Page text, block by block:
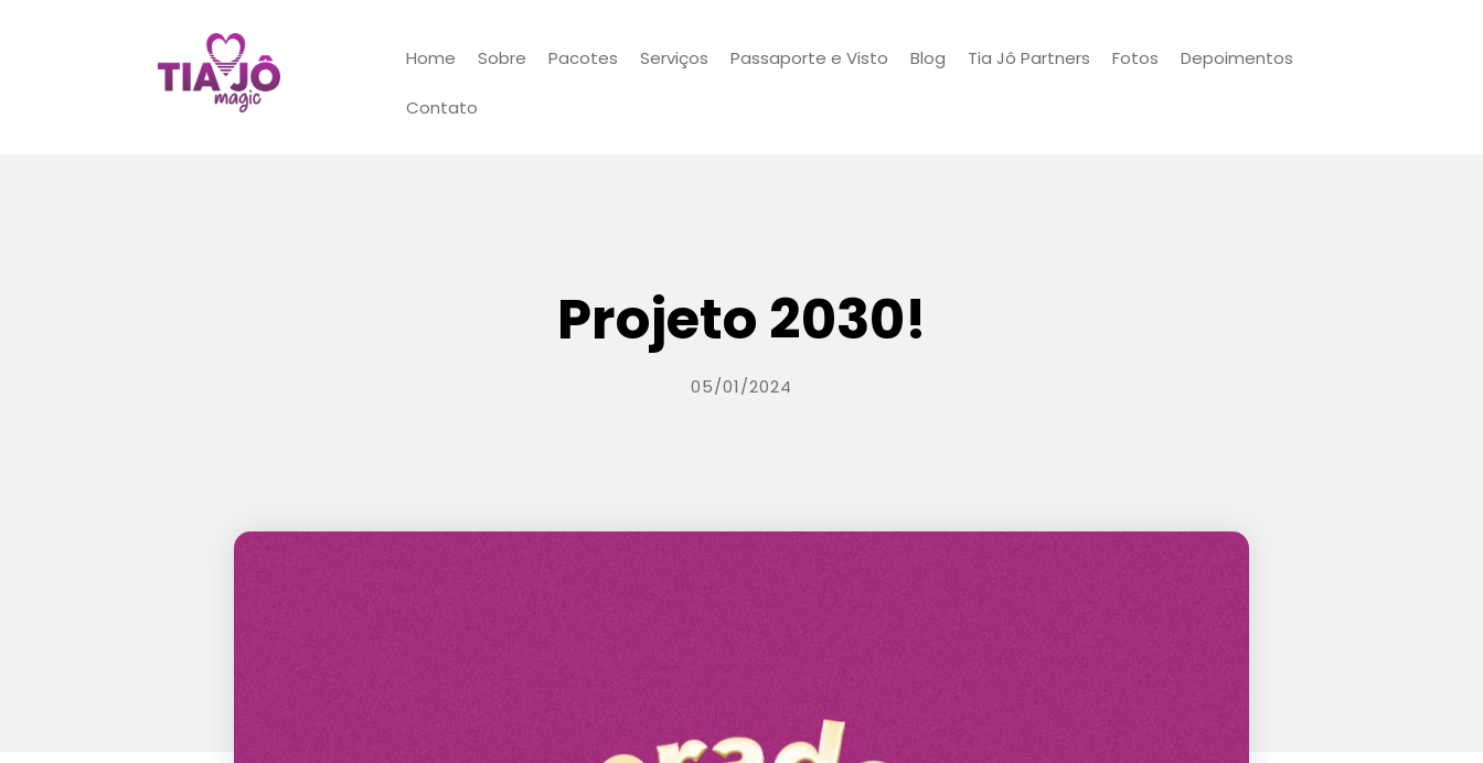
Home Sobre Pacotes Serviços Passaporte e Visto Blog Tia Jô Partners Fotos Depoimentos
Contato
Projeto 2030!
05/01/2024